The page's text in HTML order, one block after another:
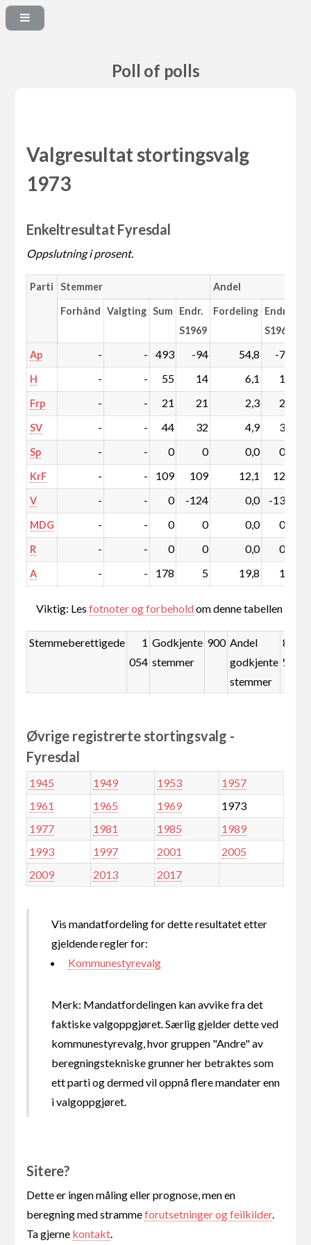
Poll of polls
Valgresultat stortingsvalg
1973
Enkeltresultat Fyresdal
Oppslutning i prosent.
Parti Stemmer Andel
Forhånd Valgting Sum Endr.
S1969
Fordeling Endr.
S1969
Ap - - 493 -94 54,8 -7,9
H - - 55 14 6,1 1,7
Frp - - 21 21 2,3 2,3
SV - - 44 32 4,9 3,6
Sp - - 0 0 0,0 0,0
KrF - - 109 109 12,1 12,1
V - - 0 -124 0,0 -13,2
MDG - - 0 0 0,0 0,0
R - - 0 0 0,0 0,0
A - - 178 5 19,8 1,3
Viktig: Lesfotnoter og forbeholdom denne tabellen
Stemmeberettigede
1
054
Godkjente
stemmer
900 Andel
godkjente
stemmer
85,4
%
Øvrige registrerte stortingsvalg -
Fyresdal
1945 1949 1953
1957
1961
1965 1969
1973
1977
1981 1985
1989
1993
1997 2001
2005
2009
2013 2017
Vis mandatfordeling for dette resultatet etter
gjeldende regler for:
Kommunestyrevalg
Merk: Mandatfordelingen kan avvike fra det
faktiske valgoppgjøret. Særlig gjelder dette ved
kommunestyrevalg, hvor gruppen "Andre" av
beregningstekniske grunner her betraktes som
ett parti og dermed vil oppnå flere mandater enn
i valgoppgjøret.
Sitere?
Dette er ingen måling eller prognose, men en
beregning med strammeforutsetninger og feilkilder.
Ta gjerne kontakt.